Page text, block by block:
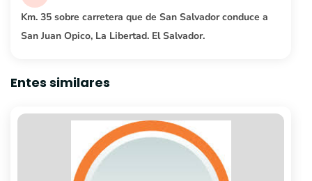
Km. 35 sobre carretera que de San Salvador conduce a
San Juan Opico, La Libertad. El Salvador.
Entes similares